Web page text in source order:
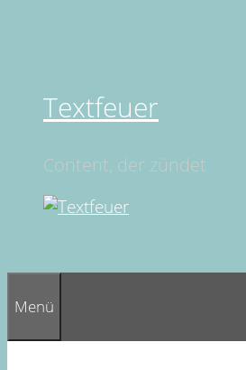
Textfeuer
Content, der zündet
Menü